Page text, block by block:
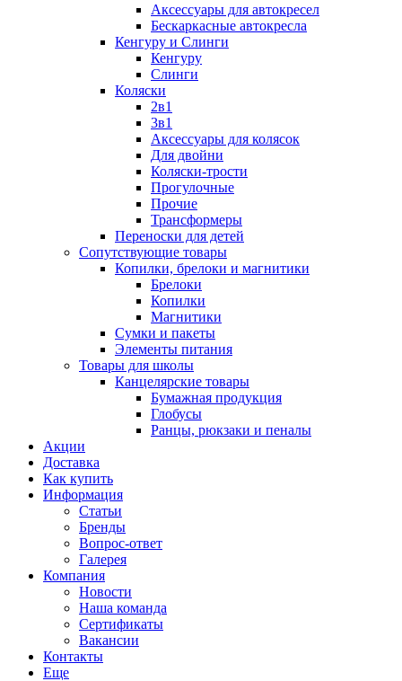
Аксессуары для автокресел
Бескаркасные автокресла
Кенгуру и Слинги
Кенгуру
Слинги
Коляски
2в1
3в1
Аксессуары для колясок
Для двойни
Коляски-трости
Прогулочные
Прочие
Трансформеры
Переноски для детей
Сопутствующие товары
Копилки, брелоки и магнитики
Брелоки
Копилки
Магнитики
Сумки и пакеты
Элементы питания
Товары для школы
Канцелярские товары
Бумажная продукция
Глобусы
Ранцы, рюкзаки и пеналы
Акции
Доставка
Как купить
Информация
Статьи
Бренды
Вопрос-ответ
Галерея
Компания
Новости
Наша команда
Сертификаты
Вакансии
Контакты
Еще